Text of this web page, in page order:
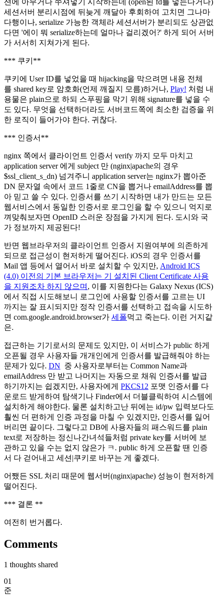
세션서버 분리시점에 뒤늦게 깨달아 후회하여 고치면 그나마
다행이나, serialize 가능한 객체라 세션서버가 분리되도 상관없
다면 '에이 뭐 serialize하는데 얼마나 걸리겠어?' 하게 되어 서버
가 서서히 지쳐가게 된다.
*** 쿠키**
쿠키에 User ID를 넣었을 때 hijacking을 막으려면 내용 전체
를 shared key로 암호화(언제 깨질지 모름)하거나, Play! 처럼 내
용물은 plain으로 하되 스푸핑을 막기 위해 signature를 넣을 수
도 있다. 무엇을 선택하더라도 서버코드쪽에 최소한 검증을 위
한 로직이 들어가야 한다. 귀찮다.
*** 인증서**
nginx 쪽에서 클라이언트 인증서 verify 까지 모두 마치고
application server 에게 subject 만 (nginx|apache의 경우
$ssl_client_s_dn) 넘겨주니 application server는 nginx가 뽑아준
DN 문자열 속에서 코드 1줄로 CN을 뽑거나 emailAddress를 뽑
아 믿고 쓸 수 있다. 인증서를 쓰기 시작하면 내가 만드는 모든
웹서비스에서 동일한 인증서로 로그인을 할 수 있으니 억지로
껴맞춰보자면 OpenID 스러운 장점을 가지게 된다. 도시와 국
가 정보까지 제공된다!
반면 웹브라우저의 클라이언트 인증서 지원여부에 의존하게
되므로 접근성이 현저하게 떨어진다. iOS의 경우 인증서를
Mail 앱 등에서 열어서 바로 설치할 수 있지만, Android ICS
(4.0) 이전의 기본 브라우저는 기 설치된 Client Certificate 사용
을 지원조차 하지 않으며 , 이를 지원한다는 Galaxy Nexus (ICS)
에서 직접 시도해보니 로그인에 사용할 인증서를 고르는 UI
까지는 잘 표시되지만 정작 인증서를 선택하고 접속을 시도하
면 com.google.android.browser가 세폴먹고 죽는다. 이런 거지같
은.
접근하는 기기로서의 문제도 있지만, 이 서비스가 public 하게
오픈될 경우 사용자들 개개인에게 인증서를 발급해줘야 하는
문제가 있다. DN 중 사용자로부터는 Common Name과
emailAddress 만 받고 나머지는 자동으로 채워 인증서를 발급
하기까지는 쉽겠지만, 사용자에게 PKCS12 포맷 인증서를 다
운로드 받게하여 탐색기나 Finder에서 더블클릭하여 시스템에
설치하게 해야한다. 물론 설치하고난 뒤에는 id/pw 입력보다도
훨씬 더 편하게 인증 과정을 마칠 수 있겠지만, 인증서를 잃어
버리면 끝이다. 그렇다고 DB에 사용자들의 패스워드를 plain
text로 저장하는 정신나간녀석들처럼 private key를 서버에 보
관하고 있을 수는 없지 않은가 ㅋ. public 하게 오픈할 땐 인증
서 다 걷어내고 세션|쿠키로 바꾸는 게 좋겠다.
어쨌든 SSL 처리 때문에 웹서버(nginx|apache) 성능이 현저하게
떨어진다.
*** 결론 **
여전히 번거롭다.
Comments
1 thoughts shared
01
준